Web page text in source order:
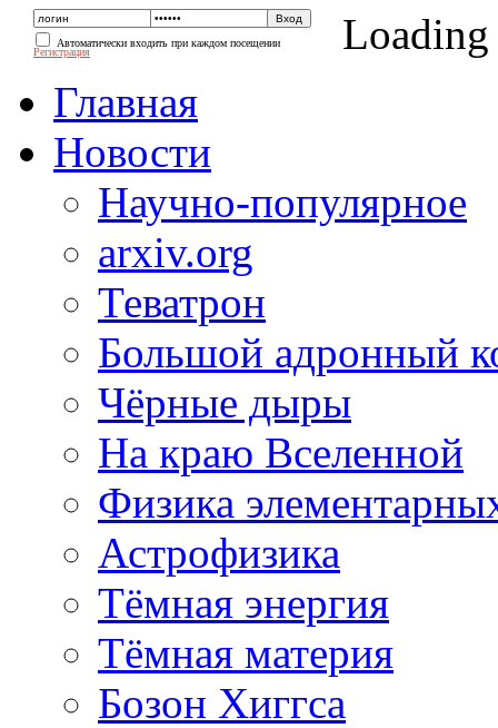
Автоматически входить при каждом посещении
Регистрация
Loading
Главная
Новости
Научно-популярное
arxiv.org
Теватрон
Большой адронный
Чёрные дыры
На краю Вселенной
Физика
Астрофизика
Тёмная энергия
Тёмная материя
Бозон Хиггса